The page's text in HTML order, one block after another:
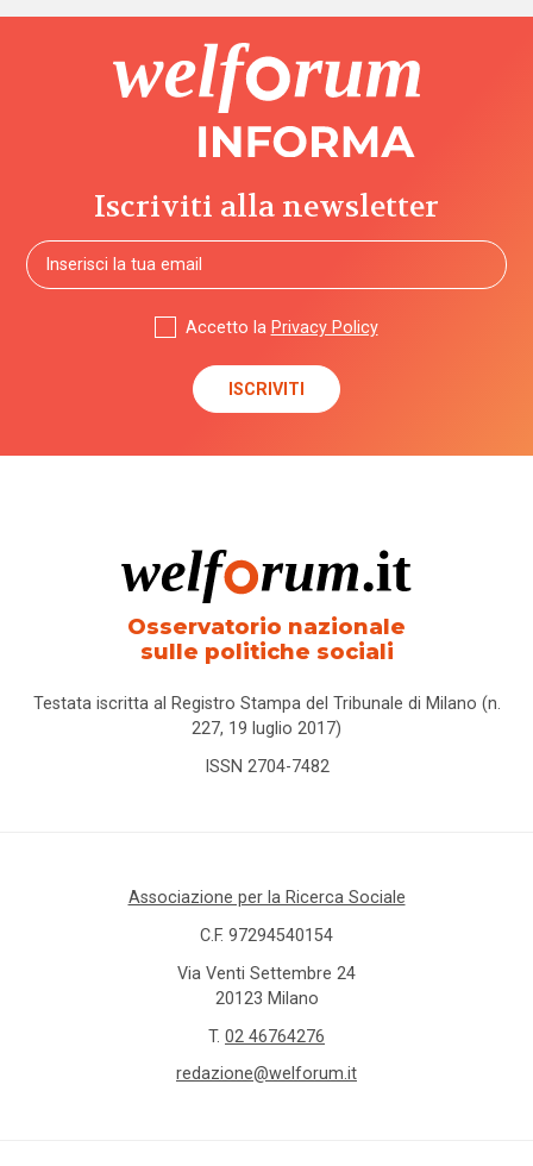
Iscriviti alla newsletter
Accetto la Privacy Policy
Osservatorio nazionale
sulle politiche sociali
Testata iscritta al Registro Stampa del Tribunale di Milano (n.
227, 19 luglio 2017)
ISSN 2704-7482
Associazione per la Ricerca Sociale
C.F. 97294540154
Via Venti Settembre 24
20123 Milano
T. 02 46764276
redazione@welforum.it